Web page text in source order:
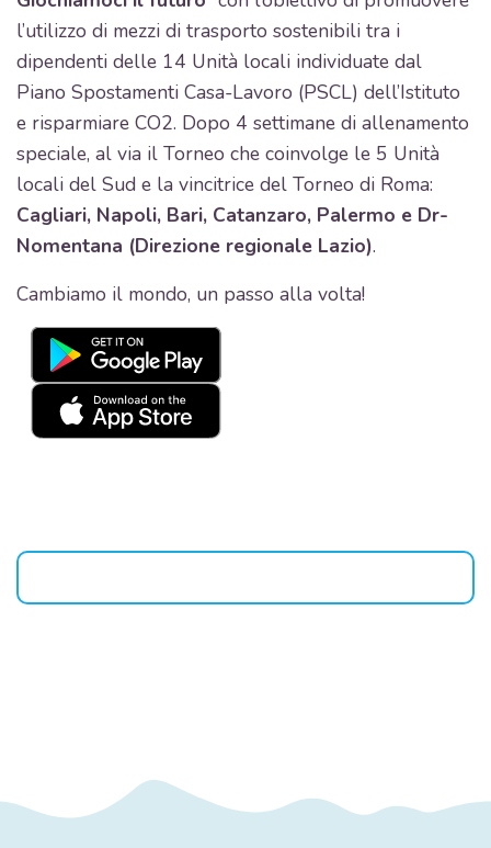
l’utilizzo di mezzi di trasporto sostenibili tra i
dipendenti delle 14 Unità locali individuate dal
Piano Spostamenti Casa-Lavoro (PSCL) dell’Istituto
e risparmiare CO2. Dopo 4 settimane di allenamento
speciale, al via il Torneo che coinvolge le 5 Unità
locali del Sud e la vincitrice del Torneo di Roma:
Cagliari, Napoli, Bari, Catanzaro, Palermo e Dr-
Nomentana (Direzione regionale Lazio).
Cambiamo il mondo, un passo alla volta!